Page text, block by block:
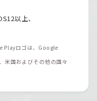
以上、
Playロゴは、Google
国およびその他の国々